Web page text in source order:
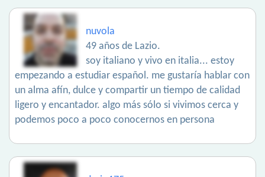
nuvola
49 años de Lazio.
soy italiano y vivo en italia... estoy
empezando a estudiar español. me gustaría hablar con
un alma afín, dulce y compartir un tiempo de calidad
ligero y encantador. algo más sólo si vivimos cerca y
podemos poco a poco conocernos en persona